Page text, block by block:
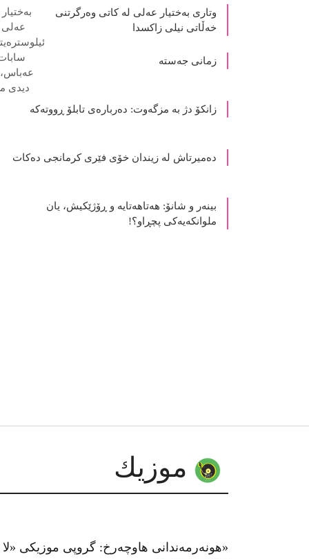
وتاری بەختیار عەلی لە کاتی وەرگرتنی
خەڵاتی نیلی زاکسدا
زمانی جەستە
زانکۆ دژ بە مزگەوت: دەربارەى تابلۆ ڕووتەکە
ده‌میرتاش له‌ زیندان خۆی فێری كرمانجی ده‌كات
بینەر و شانۆ: هەتاھەتایە و ڕۆژێکیش، یان
ملوانکەیەکی پچڕاو؟!
هونەرمەندانی هاوچەرخ: گروپی موزیكی «لا كاراڤان پاس»